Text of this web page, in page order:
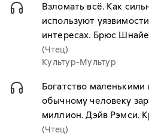
Взломать всё. Как
используют
интересах. Брюс
(Чтец)
Культур-Мультур
Богатство маленькими
обычному человеку
миллион. Дэйв Рэмси.
(Чтец)